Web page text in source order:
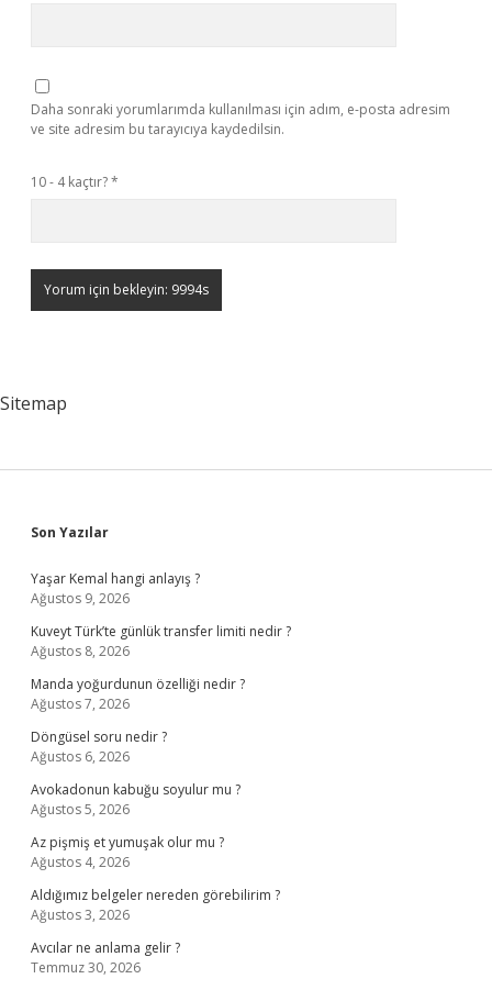
Daha sonraki yorumlarımda kullanılması için adım, e-posta adresim
ve site adresim bu tarayıcıya kaydedilsin.
10 - 4 kaçtır?*
Sitemap
Sidebar
Son Yazılar
Yaşar Kemal hangi anlayış ?
Ağustos 9, 2026
Kuveyt Türk’te günlük transfer limiti nedir ?
Ağustos 8, 2026
Manda yoğurdunun özelliği nedir ?
Ağustos 7, 2026
Döngüsel soru nedir ?
Ağustos 6, 2026
Avokadonun kabuğu soyulur mu ?
Ağustos 5, 2026
Az pişmiş et yumuşak olur mu ?
Ağustos 4, 2026
Aldığımız belgeler nereden görebilirim ?
Ağustos 3, 2026
Avcılar ne anlama gelir ?
Temmuz 30, 2026